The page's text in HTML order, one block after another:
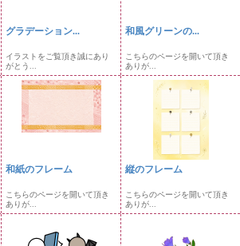
グラデーション...
イラストをご覧頂き誠にあり
がとう...
和風グリーンの...
こちらのページを開いて頂き
ありが...
和紙のフレーム
こちらのページを開いて頂き
ありが...
縦のフレーム
こちらのページを開いて頂き
ありが...